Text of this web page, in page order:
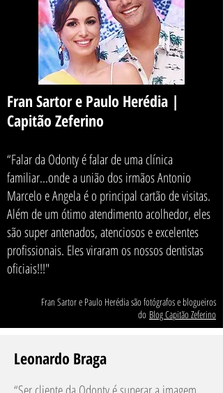
Fran Sartor e Paulo Herédia |
Capitão Zeferino
“Falar da Odonty é falar de uma clínica
familiar...onde a união dos irmãos Antonio
Marcelo e Angela é o principal cartão de visitas.
Além de um ótimo atendimento acolhedor, eles
são super antenados, atenciosos e excelentes
profissionais. Eles viraram os nossos dentistas
oficiais!!!"
Fran Sartor e Paulo Herédia são fotógrafos e blogueiros
do Blog Capitão Zeferino
Leonardo Braga